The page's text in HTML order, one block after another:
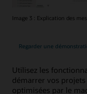
Image 3 : Explication des
Regarder une
Utilisez les
démarrer vos
optimisées par le